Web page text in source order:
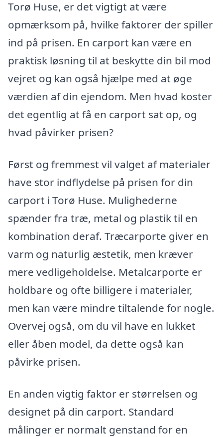
Torø Huse, er det vigtigt at være
opmærksom på, hvilke faktorer der spiller
ind på prisen. En carport kan være en
praktisk løsning til at beskytte din bil mod
vejret og kan også hjælpe med at øge
værdien af din ejendom. Men hvad koster
det egentlig at få en carport sat op, og
hvad påvirker prisen?
Først og fremmest vil valget af materialer
have stor indflydelse på prisen for din
carport i Torø Huse. Mulighederne
spænder fra træ, metal og plastik til en
kombination deraf. Træcarporte giver en
varm og naturlig æstetik, men kræver
mere vedligeholdelse. Metalcarporte er
holdbare og ofte billigere i materialer,
men kan være mindre tiltalende for nogle.
Overvej også, om du vil have en lukket
eller åben model, da dette også kan
påvirke prisen.
En anden vigtig faktor er størrelsen og
designet på din carport. Standard
målinger er normalt genstand for en